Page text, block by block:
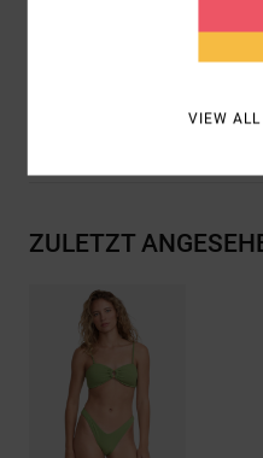
ZULETZT
VIEW ALL